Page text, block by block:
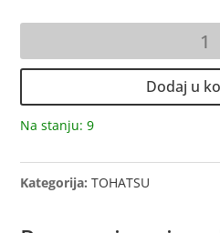
Dodaj u
Na stanju: 9
Kategorija:TOHATSU